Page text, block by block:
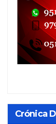
Crónica